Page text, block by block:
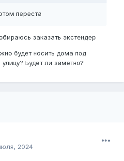
переста
заказать экстендер
будет носить дома под
Будет ли заметно?
2024